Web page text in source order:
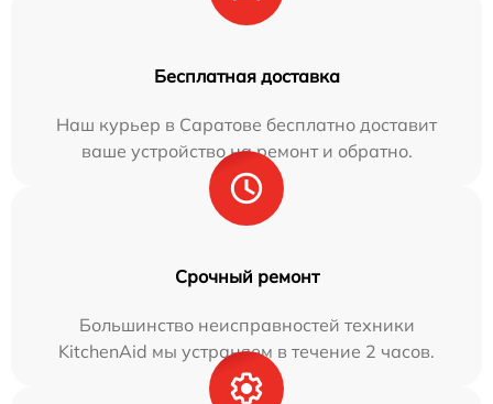
Бесплатная доставка
Наш курьер в Саратове бесплатно доставит
ваше устройство на ремонт и обратно.
Срочный ремонт
Большинство неисправностей техники
KitchenAid мы устраняем в течение 2 часов.